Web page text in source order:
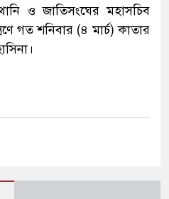
ও জাতিসংঘের মহাসচিব
গত শনিবার (৪ মার্চ) কাতার